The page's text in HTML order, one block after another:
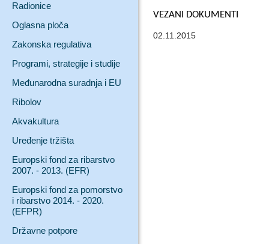
Radionice
Oglasna ploča
Zakonska regulativa
Programi, strategije i studije
Međunarodna suradnja i EU
Ribolov
Akvakultura
Uređenje tržišta
Europski fond za ribarstvo
2007. - 2013. (EFR)
Europski fond za pomorstvo
i ribarstvo 2014. - 2020.
(EFPR)
Državne potpore
VEZANI DOKUMENTI
02.11.2015